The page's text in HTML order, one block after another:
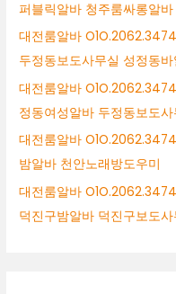
퍼블릭알바 청주룸싸롱알바
대전룸알바
두정동보도사무실 성정동
대전룸알바
정동여성알바 두정동보도사
대전룸알바
밤알바 천안노래방도우미
대전룸알바
덕진구밤알바 덕진구보도사